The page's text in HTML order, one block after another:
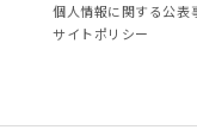
個⼈情報に関する公表
サイトポリシー